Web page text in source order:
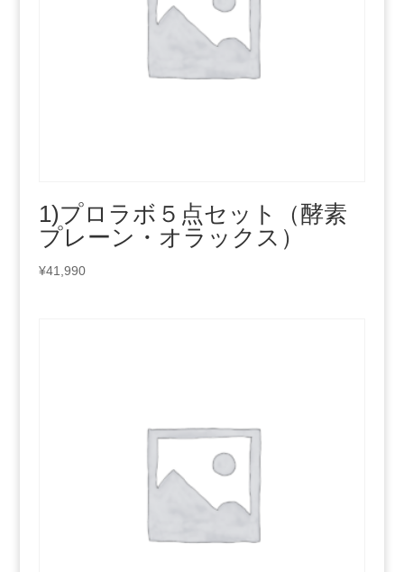
1)プロラボ５点セット（酵素
プレーン・オラックス）
¥41,990